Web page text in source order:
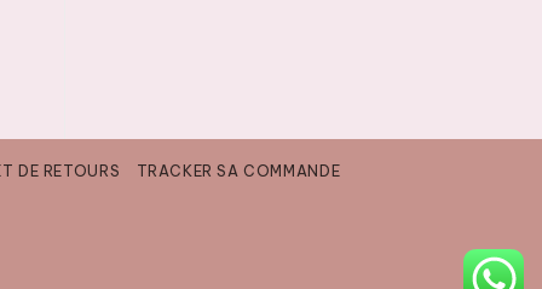
DE RETOURS TRACKER SA COMMANDE